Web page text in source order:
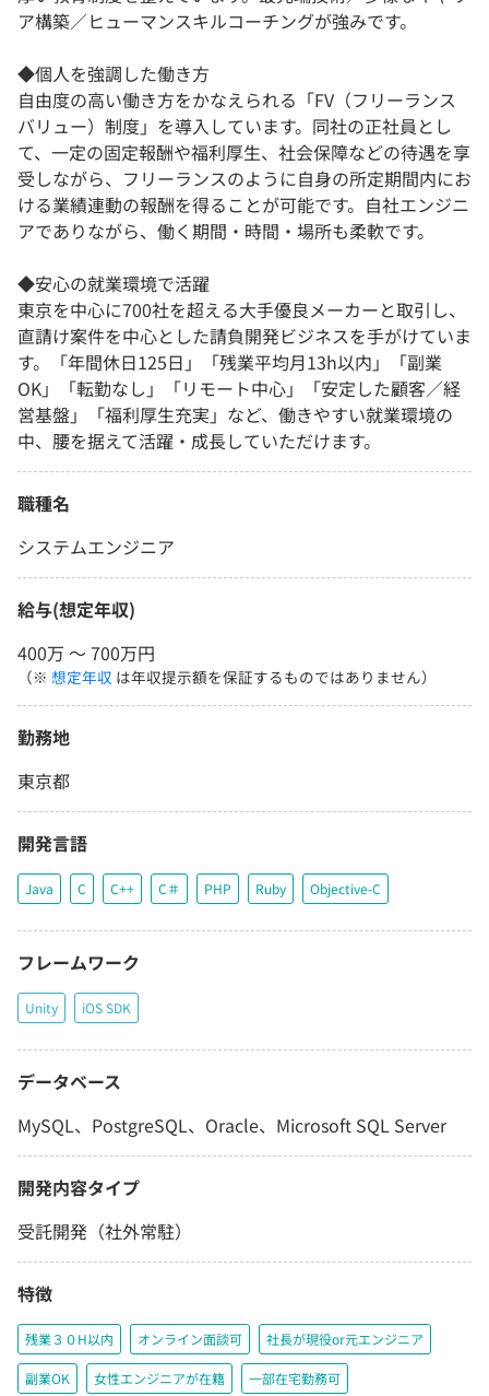
ア構築／ヒューマンスキルコーチングが強みです。
◆個人を強調した働き方
自由度の高い働き方をかなえられる「FV（フリーランス
バリュー）制度」を導入しています。同社の正社員とし
て、一定の固定報酬や福利厚生、社会保障などの待遇を享
受しながら、フリーランスのように自身の所定期間内にお
ける業績連動の報酬を得ることが可能です。自社エンジニ
アでありながら、働く期間・時間・場所も柔軟です。
◆安心の就業環境で活躍
東京を中心に700社を超える大手優良メーカーと取引し、
直請け案件を中心とした請負開発ビジネスを手がけていま
す。「年間休日125日」「残業平均月13h以内」「副業
OK」「転勤なし」「リモート中心」「安定した顧客／経
営基盤」「福利厚生充実」など、働きやすい就業環境の
中、腰を据えて活躍・成長していただけます。
職種名
システムエンジニア
給与(想定年収)
400万 〜 700万円
（※ 想定年収 は年収提示額を保証するものではありません）
勤務地
東京都
開発言語
Java C C++ C＃ PHP Ruby Objective-C
フレームワーク
Unity iOS SDK
データベース
MySQL、PostgreSQL、Oracle、Microsoft SQL Server
開発内容タイプ
受託開発（社外常駐）
特徴
残業３０H以内 オンライン面談可 社長が現役or元エンジニア
副業OK 女性エンジニアが在籍 一部在宅勤務可